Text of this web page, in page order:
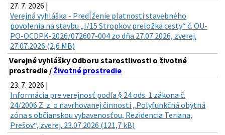
27. 7. 2026 |
Verejná vyhláška - Predĺženie platnosti stavebného
povolenia na stavbu „I/15 Stropkov preložka cesty“ č. OU-
PO-OCDPK-2026/072607-004 zo dňa 27.07.2026, zverej.
27.07.2026 (2,6 MB)
Verejné vyhlášky Odboru starostlivosti o životné
prostredie / Životné prostredie
23. 7. 2026 |
Informácia pre verejnosť podľa § 24 ods. 1 zákona č.
24/2006 Z. z. o navrhovanej činnosti „Polyfunkčná obytná
zóna s občianskou vybavenosťou, Rezidencia Teriana,
Prešov“, zverej. 23.07.2026 (121,7 kB)